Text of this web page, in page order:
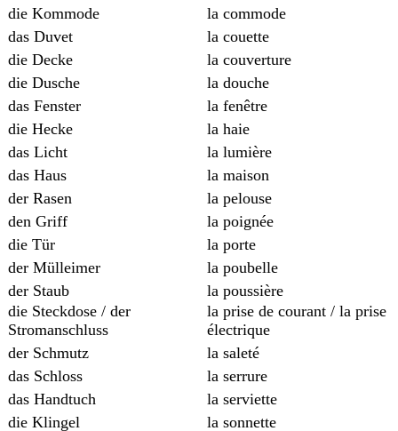
die Kommode
la commode
das Duvet
la couette
die Decke
la couverture
die Dusche
la douche
das Fenster
la fenêtre
die Hecke
la haie
das Licht
la lumière
das Haus
la maison
der Rasen
la pelouse
den Griff
la poignée
die Tür
la porte
der Mülleimer
la poubelle
der Staub
la poussière
die Steckdose / der
Stromanschluss
la prise de courant / la prise
électrique
der Schmutz
la saleté
das Schloss
la serrure
das Handtuch
la serviette
die Klingel
la sonnette